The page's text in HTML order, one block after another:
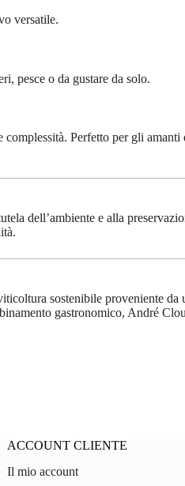
versatile.
pesce o da gustare da solo.
Perfetto per gli amanti
dell’ambiente e alla
sostenibile proveniente da
gastronomico, André
ACCOUNT CLIENTE
Il mio account